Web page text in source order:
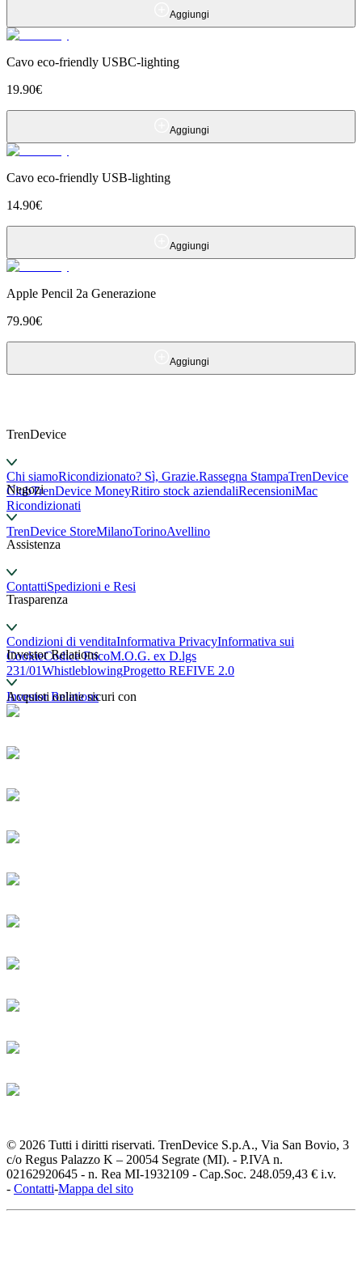
Aggiungi
Cavo eco-friendly USBC-lighting
19.90€
Aggiungi
Cavo eco-friendly USB-lighting
14.90€
Aggiungi
Apple Pencil 2a Generazione
79.90€
Aggiungi
TrenDevice
Chi siamoRicondizionato? Sì, Grazie.Rassegna StampaTrenDevice
ClubTrenDevice MoneyRitiro stock aziendaliRecensioniMac
Ricondizionati
Negozi
TrenDevice StoreMilanoTorinoAvellino
Assistenza
ContattiSpedizioni e Resi
Trasparenza
Condizioni di venditaInformativa PrivacyInformativa sui
CookieCodice EticoM.O.G. ex D.lgs
231/01WhistleblowingProgetto REFIVE 2.0
Investor Relations
Investor Relations
Acquisti online sicuri con
© 2026 Tutti i diritti riservati. TrenDevice S.p.A., Via San Bovio, 3
c/o Regus Palazzo K – 20054 Segrate (MI). - P.IVA n.
02162920645 - n. Rea MI-1932109 - Cap.Soc. 248.059,43 € i.v.
- Contatti-Mappa del sito